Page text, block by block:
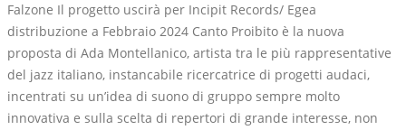
Falzone Il progetto uscirà per Incipit Records/ Egea
distribuzione a Febbraio 2024 Canto Proibito è la nuova
proposta di Ada Montellanico, artista tra le più rappresentative
del jazz italiano, instancabile ricercatrice di progetti audaci,
incentrati su un’idea di suono di gruppo sempre molto
innovativa e sulla scelta di repertori di grande interesse, non